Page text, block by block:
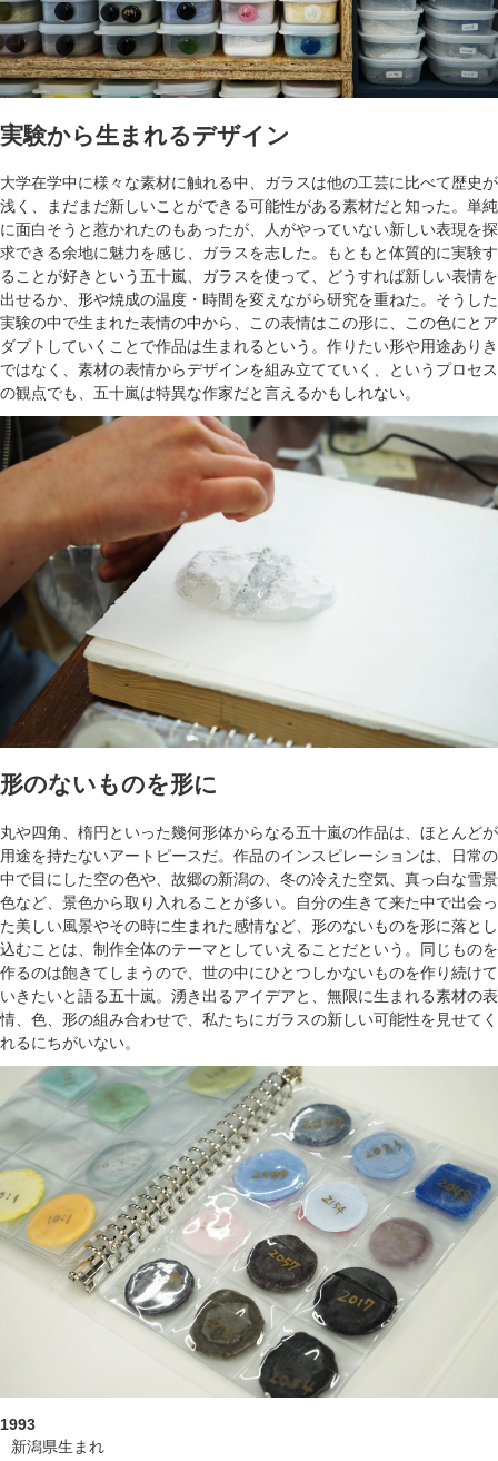
実験から生まれるデザイン
大学在学中に様々な素材に触れる中、ガラスは他の工芸に比べて歴史が
浅く、まだまだ新しいことができる可能性がある素材だと知った。単純
に面白そうと惹かれたのもあったが、人がやっていない新しい表現を探
求できる余地に魅力を感じ、ガラスを志した。もともと体質的に実験す
ることが好きという五十嵐、ガラスを使って、どうすれば新しい表情を
出せるか、形や焼成の温度・時間を変えながら研究を重ねた。そうした
実験の中で生まれた表情の中から、この表情はこの形に、この色にとア
ダプトしていくことで作品は生まれるという。作りたい形や用途ありき
ではなく、素材の表情からデザインを組み立てていく、というプロセス
の観点でも、五十嵐は特異な作家だと言えるかもしれない。
形のないものを形に
丸や四角、楕円といった幾何形体からなる五十嵐の作品は、ほとんどが
用途を持たないアートピースだ。作品のインスピレーションは、日常の
中で目にした空の色や、故郷の新潟の、冬の冷えた空気、真っ白な雪景
色など、景色から取り入れることが多い。自分の生きて来た中で出会っ
た美しい風景やその時に生まれた感情など、形のないものを形に落とし
込むことは、制作全体のテーマとしていえることだという。同じものを
作るのは飽きてしまうので、世の中にひとつしかないものを作り続けて
いきたいと語る五十嵐。湧き出るアイデアと、無限に生まれる素材の表
情、色、形の組み合わせで、私たちにガラスの新しい可能性を見せてく
れるにちがいない。
1993
新潟県生まれ